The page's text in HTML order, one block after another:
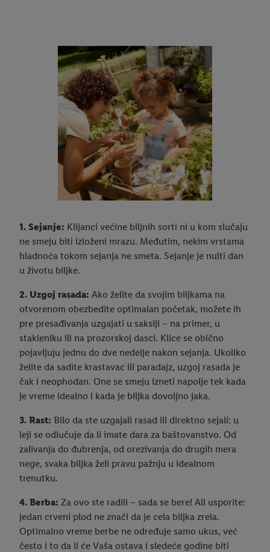
1. Sejanje: Klijanci većine biljnih sorti ni u kom slučaju
ne smeju biti izloženi mrazu. Međutim, nekim vrstama
hladnoća tokom sejanja ne smeta. Sejanje je nulti dan
u životu biljke.
2. Uzgoj rasada: Ako želite da svojim biljkama na
otvorenom obezbedite optimalan početak, možete ih
pre presađivanja uzgajati u saksiji – na primer, u
stakleniku ili na prozorskoj dasci. Klice se obično
pojavljuju jednu do dve nedelje nakon sejanja. Ukoliko
želite da sadite krastavac ili paradajz, uzgoj rasada je
čak i neophodan. One se smeju izneti napolje tek kada
je vreme idealno i kada je biljka dovoljno jaka.
3. Rast: Bilo da ste uzgajali rasad ili direktno sejali: u
leji se odlučuje da li imate dara za baštovanstvo. Od
zalivanja do đubrenja, od orezivanja do drugih mera
nege, svaka biljka želi pravu pažnju u idealnom
trenutku.
4. Berba: Za ovo ste radili – sada se bere! Ali usporite:
jedan crveni plod ne znači da je cela biljka zrela.
Optimalno vreme berbe ne određuje samo ukus, već
često i to da li će Vaša ostava i sledeće godine biti